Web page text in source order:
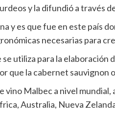
y la difundió a través
y es que fue en este país
necesarias para
utiliza para la elaboración
que la cabernet sauvignon
Malbec a nivel
Australia, Nueva